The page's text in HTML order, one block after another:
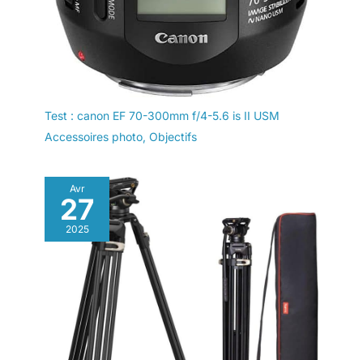
Test : canon EF 70-300mm f/4-5.6 is II USM
Accessoires photo, Objectifs
Avr
27
2025